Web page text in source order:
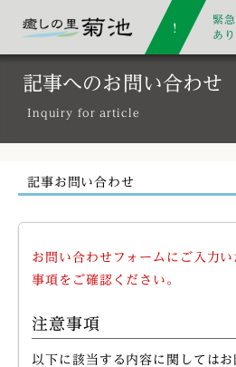
緊
あ
記事へのお問い合わせ
Inquiry for article
記事お問い合わせ
お問い合わせフォームにご入力
事項をご確認ください。
注意事項
以下に該当する内容に関しては